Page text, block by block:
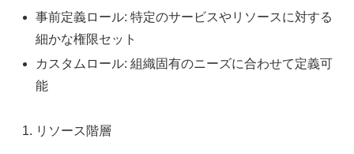
事前定義ロール: 特定のサービスやリソースに対する
細かな権限セット
カスタムロール: 組織固有のニーズに合わせて定義可
能
リソース階層